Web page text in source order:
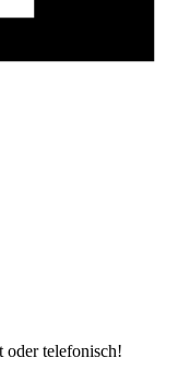
oder telefonisch!